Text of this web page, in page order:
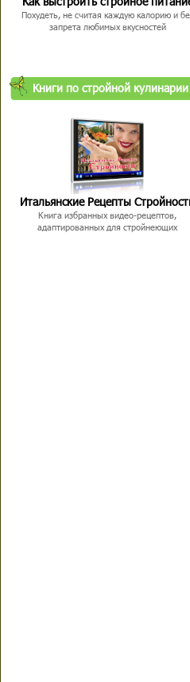
Похудеть, не считая каждую калорию и
запрета любимых вкусностей
Книги по стройной кулинарии
Итальянские Рецепты
Книга избранных видео-рецептов,
адаптированных для стройнеющих